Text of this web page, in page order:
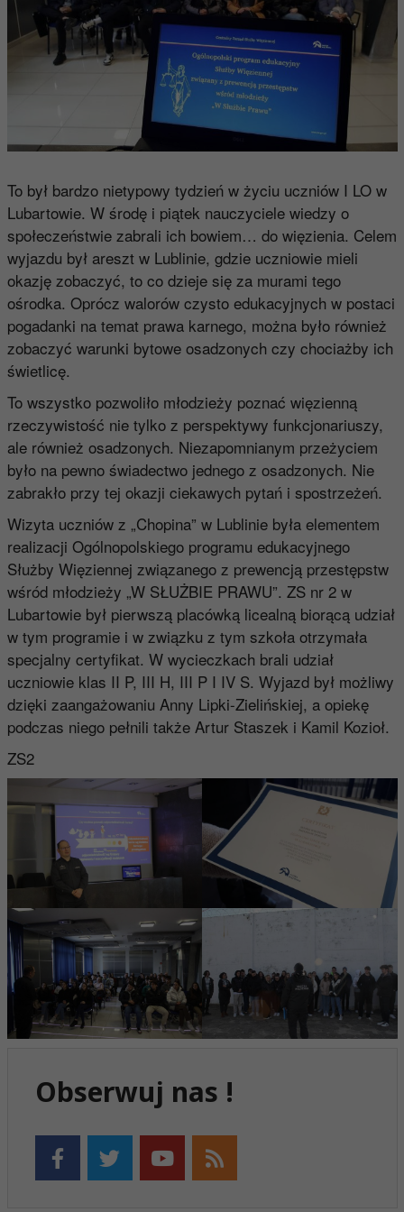
To był bardzo nietypowy tydzień w życiu uczniów I LO w
Lubartowie. W środę i piątek nauczyciele wiedzy o
społeczeństwie zabrali ich bowiem… do więzienia. Celem
wyjazdu był areszt w Lublinie, gdzie uczniowie mieli
okazję zobaczyć, to co dzieje się za murami tego
ośrodka. Oprócz walorów czysto edukacyjnych w postaci
pogadanki na temat prawa karnego, można było również
zobaczyć warunki bytowe osadzonych czy chociażby ich
świetlicę.
To wszystko pozwoliło młodzieży poznać więzienną
rzeczywistość nie tylko z perspektywy funkcjonariuszy,
ale również osadzonych. Niezapomnianym przeżyciem
było na pewno świadectwo jednego z osadzonych. Nie
zabrakło przy tej okazji ciekawych pytań i spostrzeżeń.
Wizyta uczniów z „Chopina” w Lublinie była elementem
realizacji Ogólnopolskiego programu edukacyjnego
Służby Więziennej związanego z prewencją przestępstw
wśród młodzieży „W SŁUŻBIE PRAWU”. ZS nr 2 w
Lubartowie był pierwszą placówką licealną biorącą udział
w tym programie i w związku z tym szkoła otrzymała
specjalny certyfikat. W wycieczkach brali udział
uczniowie klas II P, III H, III P I IV S. Wyjazd był możliwy
dzięki zaangażowaniu Anny Lipki-Zielińskiej, a opiekę
podczas niego pełnili także Artur Staszek i Kamil Kozioł.
ZS2
Obserwuj nas !